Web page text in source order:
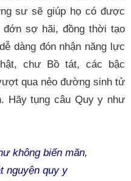
sư sẽ giúp họ có được
sợ hãi, đồng thời tạo
dàng đón nhận năng lực
chư Bồ tát, các bậc
qua nẻo đường sinh tử
Hãy tụng câu Quy y như
không biến mãn,
nguyện quy y